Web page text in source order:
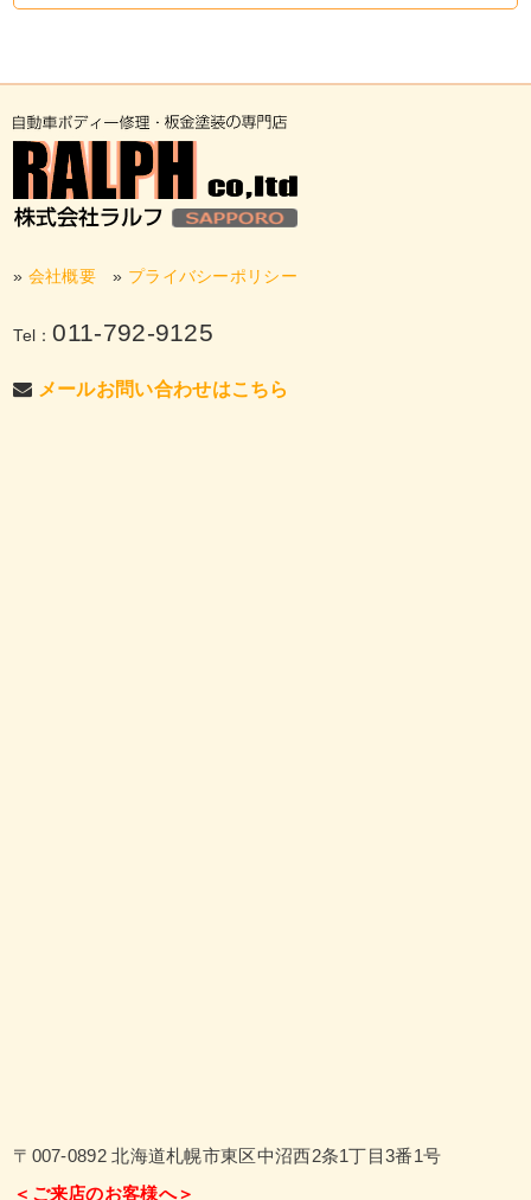
» 会社概要 » プライバシーポリシー
Tel：011-792-9125
メールお問い合わせはこちら
〒007-0892 北海道札幌市東区中沼西2条1丁目3番1号
＜ご来店のお客様へ＞